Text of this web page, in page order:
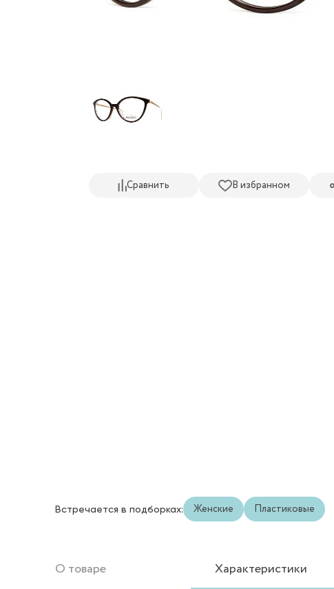
Сравнить В избранном
Встречается в подборках: Женские Пластиковые
О товаре Характеристики